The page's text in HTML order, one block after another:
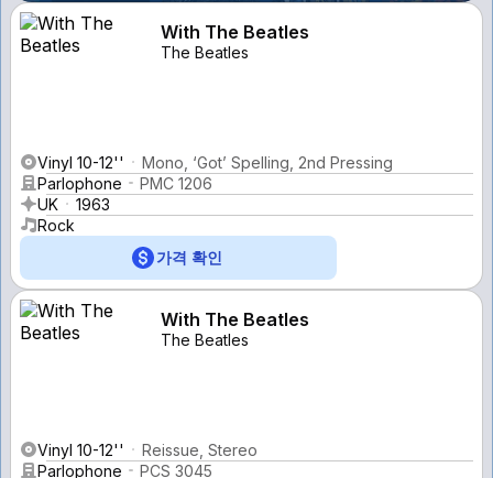
With The Beatles
The Beatles
Vinyl 10-12''
Mono, ‘Got’ Spelling, 2nd Pressing
Parlophone
PMC 1206
UK
1963
Rock
가격 확인
With The Beatles
The Beatles
Vinyl 10-12''
Reissue, Stereo
Parlophone
PCS 3045